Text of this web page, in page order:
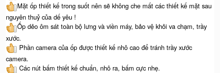
Mặt ốp thiết kế trong suốt nên sẽ không che mất các thiết kế mặt sau
nguyên thuỷ của dế yêu !
Ốp dẻo ôm sát toàn bộ lưng và viền máy, bảo vệ khỏi va chạm, trầy
xước.
Phần camera của ốp được thiết kế nhô cao để tránh trầy xước
camera.
Các nút bấm thiết kế chuẩn, nhô ra, bấm cực nhẹ.